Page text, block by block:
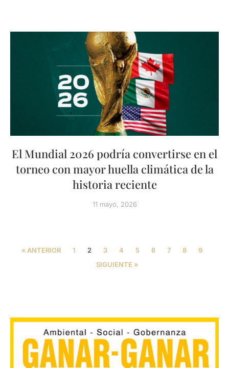
El Mundial 2026 podría convertirse en el
torneo con mayor huella climática de la
historia reciente
11 mayo, 2026
« ANTERIOR 1 2 3 4 5 6 7 8
9
SIGUIENTE »